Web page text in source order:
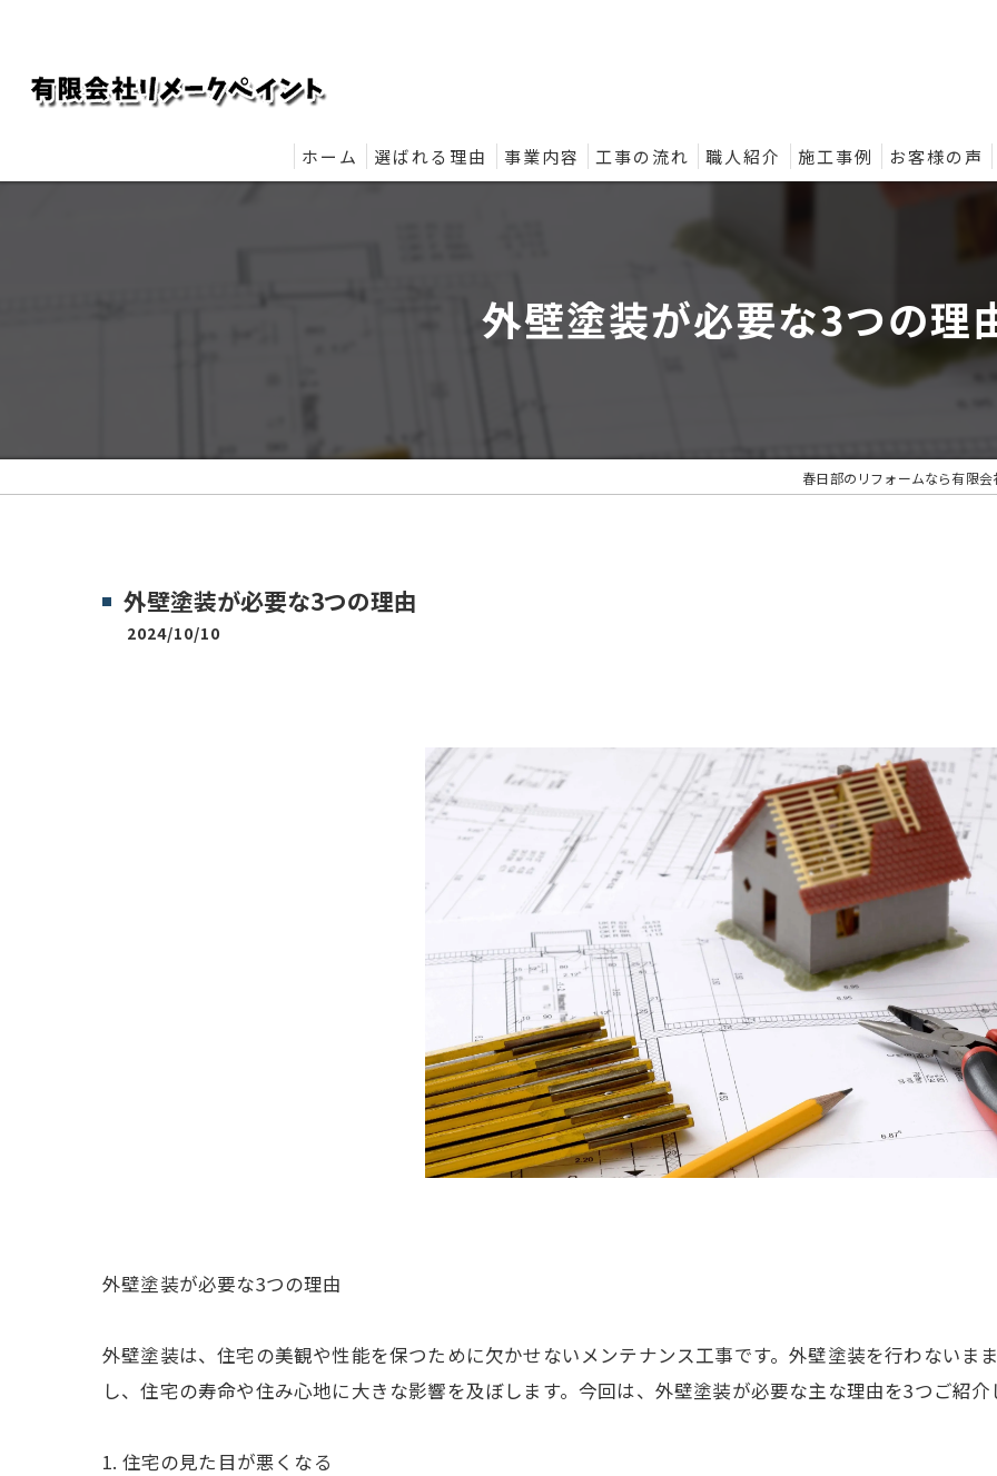
ホーム 選ばれる理由 事業内容 工事の流れ 職人紹介 施工事例 お客様の声
外壁塗装が必要な3つの理
春日部のリフォームなら有限
外壁塗装が必要な3つの理由
2024/10/10
外壁塗装が必要な3つの理由
外壁塗装は、住宅の美観や性能を保つために欠かせないメンテナンス工事です。外壁塗装を行わないま
し、住宅の寿命や住み心地に大きな影響を及ぼします。今回は、外壁塗装が必要な主な理由を3つご紹介
1. 住宅の見た目が悪くなる